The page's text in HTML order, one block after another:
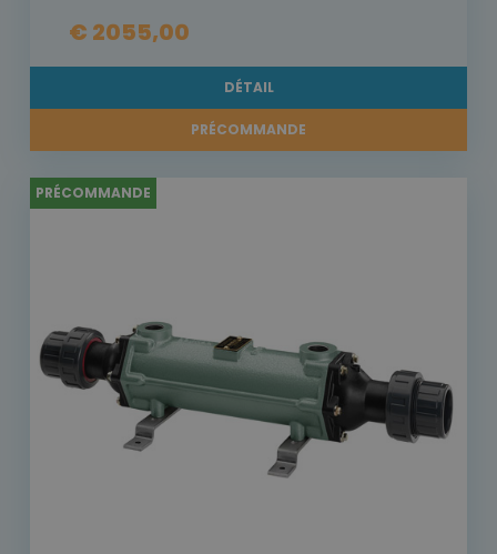
€ 2055,00
DÉTAIL
PRÉCOMMANDE
PRÉCOMMANDE